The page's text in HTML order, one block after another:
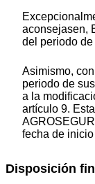
aconsejasen,
del periodo
Asimismo,
periodo de
a la
artículo 9.
fecha de
Disposición